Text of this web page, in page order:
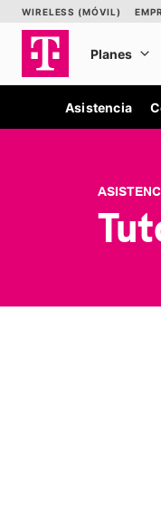
Asistencia